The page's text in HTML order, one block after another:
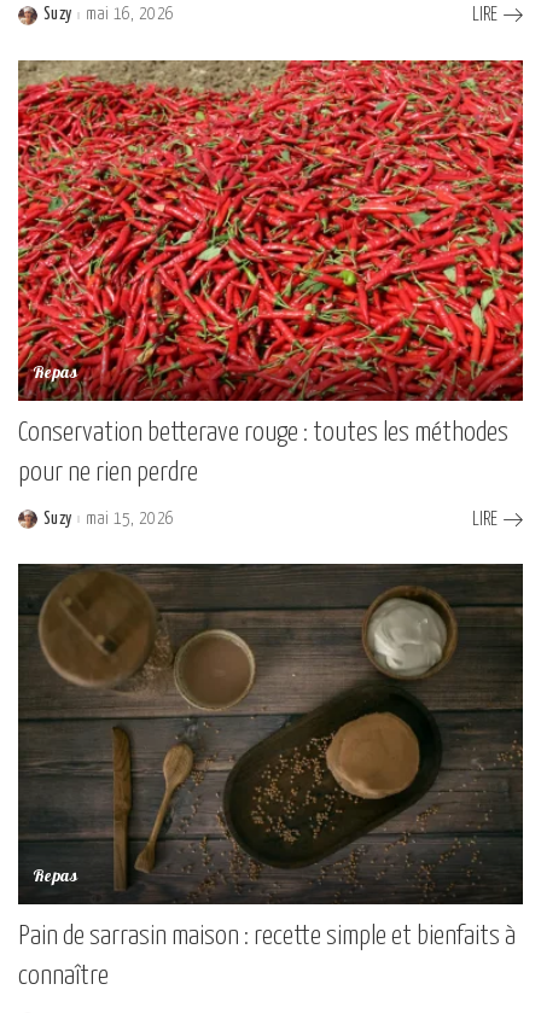
Posted
Suzy mai 16, 2026 LIRE
Repas
Conservation betterave rouge : toutes les méthodes
pour ne rien perdre
Posted
Suzy mai 15, 2026 LIRE
Repas
Pain de sarrasin maison : recette simple et bienfaits à
connaître